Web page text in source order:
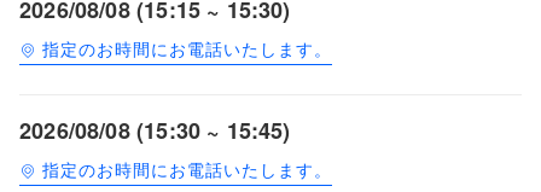
2026/08/08 (15:15 ~ 15:30)
指定のお時間にお電話いたします。
2026/08/08 (15:30 ~ 15:45)
指定のお時間にお電話いたします。